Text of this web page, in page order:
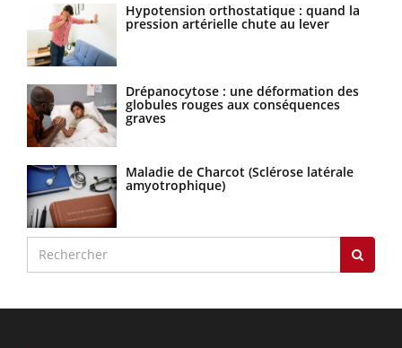
Hypotension orthostatique : quand la
pression artérielle chute au lever
Drépanocytose : une déformation des
globules rouges aux conséquences
graves
Maladie de Charcot (Sclérose latérale
amyotrophique)